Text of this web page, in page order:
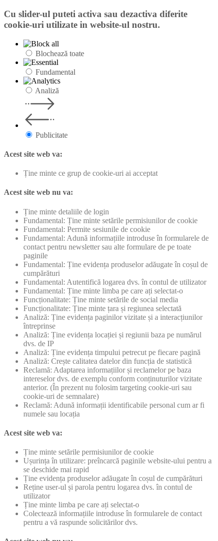
Cu slider-ul puteti activa sau dezactiva diferite
cookie-uri utilizate in website-ul nostru.
Blochează toate
Fundamental
Analiză
Publicitate
Acest site web va:
Ține minte ce grup de cookie-uri ai acceptat
Acest site web nu va:
Ține minte detaliile de login
Fundamental: Ține minte setările permisiunilor de cookie
Fundamental: Permite sesiunile de cookie
Fundamental: Adună informațiile introduse în formularele de
contact pentru newsletter sau alte formulare de pe toate
paginile
Fundamental: Ține evidența produselor adăugate în coșul de
cumpărături
Fundamental: Autentifică logarea dvs. în contul de utilizator
Fundamental: Ține minte limba pe care ați selectat-o
Funcționalitate: Ține minte setările de social media
Funcționalitate: Ține minte țara și regiunea selectată
Analiză: Ține evidența paginilor vizitate și a interacțiunilor
întreprinse
Analiză: Ține evidența locației și regiunii baza pe numărul
dvs. de IP
Analiză: Ține evidența timpului petrecut pe fiecare pagină
Analiză: Crește calitatea datelor din funcția de statistică
Reclamă: Adaptarea informațiilor și reclamelor pe baza
intereselor dvs. de exemplu conform conținuturilor vizitate
anterior. (În prezent nu folosim targeting cookie-uri sau
cookie-uri de semnalare)
Reclamă: Adună informații identificabile personal cum ar fi
numele sau locația
Acest site web va:
Ține minte setările permisiunilor de cookie
Ușurința în utilizare: preîncarcă paginile website-ului pentru a
se deschide mai rapid
Ține evidența produselor adăugate în coșul de cumpărături
Reține user-ul și parola pentru logarea dvs. în contul de
utilizator
Ține minte limba pe care ați selectat-o
Colectează informațiile introduse în formularele de contact
pentru a vă raspunde solicitărilor dvs.